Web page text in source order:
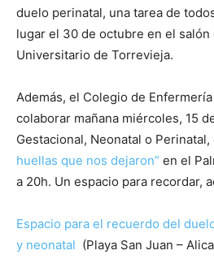
duelo perinatal, una tarea de
lugar el 30 de octubre en el
Universitario de Torrevieja.
Además, el Colegio de
colaborar mañana miércoles, 15
Gestacional, Neonatal o
huellas que nos dejaron” en el
a 20h. Un espacio para recordar,
Espacio para el recuerdo del
y neonatal (Playa San Juan –